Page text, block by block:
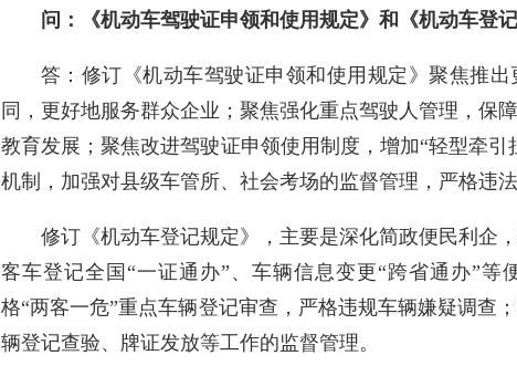
问：《机动车驾驶证申领和使用规定》和《机动车登
答：修订《机动车驾驶证申领和使用规定》聚焦推
同，更好地服务群众企业；聚焦强化重点驾驶人管理，保
教育发展；聚焦改进驾驶证申领使用制度，增加“轻型牵
机制，加强对县级车管所、社会考场的监督管理，严格违
修订《机动车登记规定》，主要是深化简政便民利企
客车登记全国“一证通办”、车辆信息变更“跨省通办”等
格“两客一危”重点车辆登记审查，严格违规车辆嫌疑调查
辆登记查验、牌证发放等工作的监督管理。